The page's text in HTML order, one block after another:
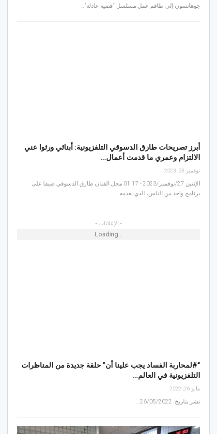
جوهانسون إلى طاقم عمل مسلسل "قضية عادلة"…
أبرز تصريحات طارق الدسوقي التلفزيونية: أبنائي ورثوا عني
الالتزام وعمري ما قدمت أعمال…
نوفمبر 28, 2023
الإثنين 27/نوفمبر/2023 - 01:17 محل الفنان طارق الدسوقي ضيفا على
برنامج واحد من الناس، الذي يقدمه…
- الإعلانات -
Loading...
“#لمحاربة الفساد يجب علينا أن” حلقة جديدة من المناظرات
التلفزيونية في العالم…
مايو 26, 2022
نشر بتاريخ: 26/05/2022…